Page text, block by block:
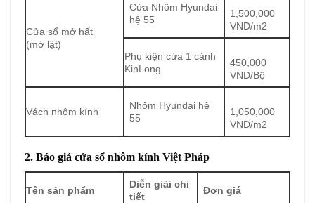
Cửa sổ mở hất
(mở lật)
Cửa Nhôm Hyundai
hệ 55
1,500,000
VND/m2
Phụ kiện cửa 1 cánh
KinLong
450,000
VND/Bộ
Vách nhôm kính
Nhôm Hyundai hệ
55
1,050,000
VND/m2
2. Báo giá cửa sổ nhôm kính Việt Pháp
Tên sản phẩm
Diễn giải chi
tiết
Đơn giá